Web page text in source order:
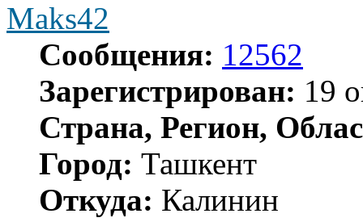
Maks42
Сообщения: 12562
Зарегистрирован: 19
Страна, Регион,
Город: Ташкент
Откуда: Калинин